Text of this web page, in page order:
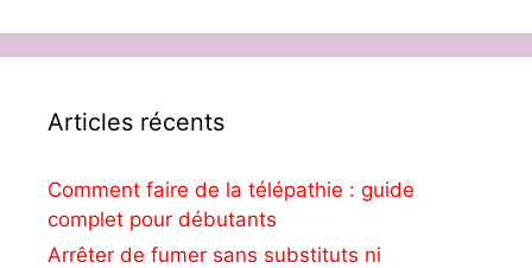
Articles récents
Comment faire de la télépathie : guide
complet pour débutants
Arrêter de fumer sans substituts ni